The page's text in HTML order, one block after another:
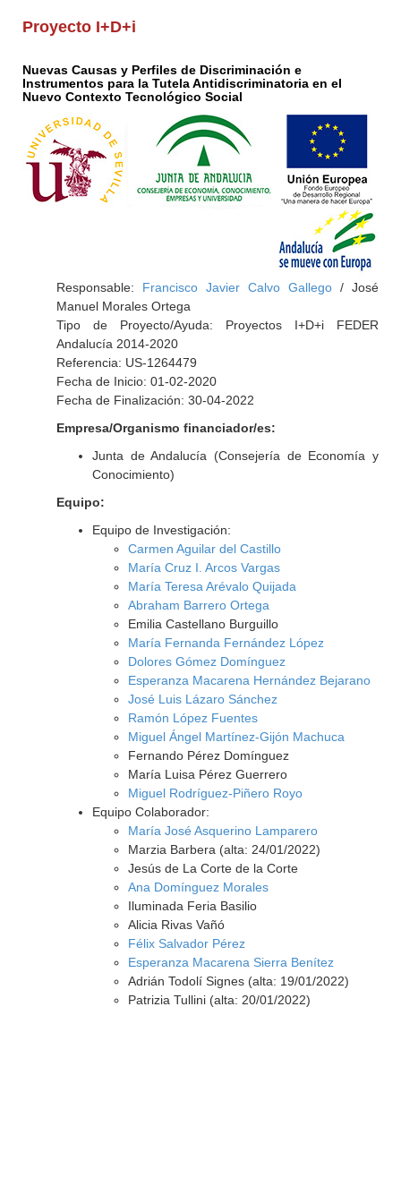
Proyecto I+D+i
Nuevas Causas y Perfiles de Discriminación e
Instrumentos para la Tutela Antidiscriminatoria en el
Nuevo Contexto Tecnológico Social
Responsable: Francisco Javier Calvo Gallego/ José
Manuel Morales Ortega
Tipo de Proyecto/Ayuda: Proyectos I+D+i FEDER
Andalucía 2014-2020
Referencia: US-1264479
Fecha de Inicio: 01-02-2020
Fecha de Finalización: 30-04-2022
Empresa/Organismo financiador/es:
Junta de Andalucía (Consejería de Economía y
Conocimiento)
Equipo:
Equipo de Investigación:
Carmen Aguilar del Castillo
María Cruz I. Arcos Vargas
María Teresa Arévalo Quijada
Abraham Barrero Ortega
Emilia Castellano Burguillo
María Fernanda Fernández López
Dolores Gómez Domínguez
Esperanza Macarena Hernández Bejarano
José Luis Lázaro Sánchez
Ramón López Fuentes
Miguel Ángel Martínez-Gijón Machuca
Fernando Pérez Domínguez
María Luisa Pérez Guerrero
Miguel Rodríguez-Piñero Royo
Equipo Colaborador:
María José Asquerino Lamparero
Marzia Barbera (alta: 24/01/2022)
Jesús de La Corte de la Corte
Ana Domínguez Morales
Iluminada Feria Basilio
Alicia Rivas Vañó
Félix Salvador Pérez
Esperanza Macarena Sierra Benítez
Adrián Todolí Signes (alta: 19/01/2022)
Patrizia Tullini (alta: 20/01/2022)